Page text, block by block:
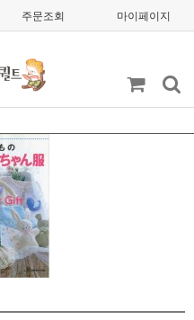
주문조회 마이페이지